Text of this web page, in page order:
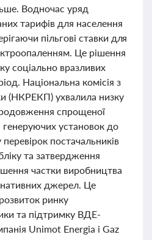
Водночас уряд
тарифів для населення
пільгові ставки для
Це рішення
соціально вразливих
Національна комісія з
(НКРЕКП) ухвалила низку
спрощеної
установок до
постачальників
та затвердження
частки виробництва
джерел. Це
ринку
та підтримку ВДЕ-
Unimot Energia i Gaz